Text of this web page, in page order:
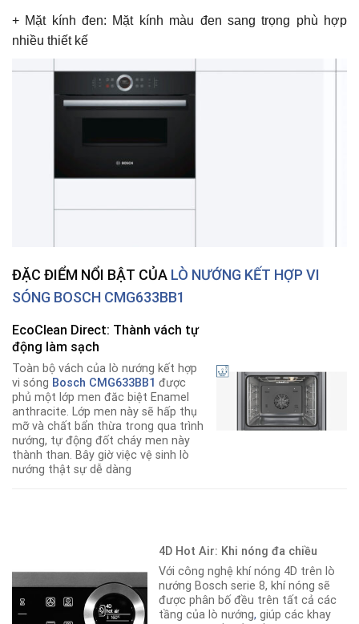
+ Mặt kính đen: Mặt kính màu đen sang trọng phù hợp
nhiều thiết kế
ĐẶC ĐIỂM NỔI BẬT CỦA LÒ NƯỚNG KẾT HỢP VI
SÓNG BOSCH CMG633BB1
EcoClean Direct: Thành vách tự
động làm sạch
Toàn bộ vách của lò nướng kết hợp
vi sóng Bosch CMG633BB1 được
phủ một lớp men đăc biệt Enamel
anthracite. Lớp men này sẽ hấp thụ
mỡ và chất bẩn thừa trong qua trình
nướng, tự động đốt cháy men này
thành than. Bây giờ việc vệ sinh lò
nướng thật sự dễ dàng
4D Hot Air: Khi nóng đa chiều
Với công nghệ khí nóng 4D trên lò
nướng Bosch serie 8, khí nóng sẽ
được phân bố đều trên tất cả các
tầng của lò nướng, giúp các khay